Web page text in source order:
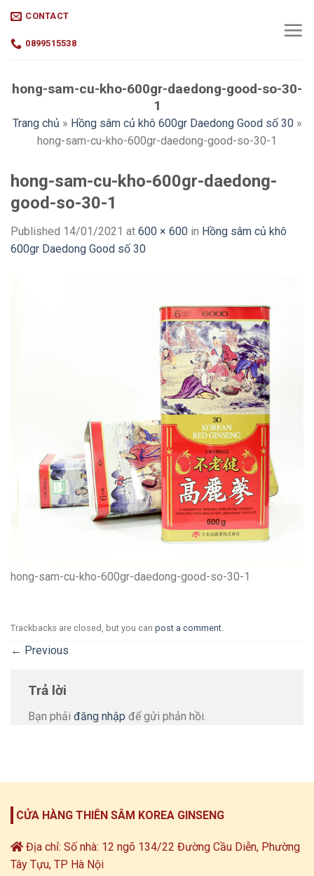
content
CONTACT
0899515538
hong-sam-cu-kho-600gr-daedong-good-so-30-
1
Trang chủ » Hồng sâm củ khô 600gr Daedong Good số 30»
hong-sam-cu-kho-600gr-daedong-good-so-30-1
hong-sam-cu-kho-600gr-daedong-
good-so-30-1
Published 14/01/2021 at 600 × 600 in Hồng sâm củ khô
600gr Daedong Good số 30
hong-sam-cu-kho-600gr-daedong-good-so-30-1
Trackbacks are closed, but you can post a comment.
← Previous
Trả lời
Bạn phải đăng nhập để gửi phản hồi.
CỬA HÀNG THIÊN SÂM KOREA GINSENG
Địa chỉ: Số nhà: 12 ngõ 134/22 Đường Cầu Diễn, Phường
Tây Tựu, TP Hà Nội